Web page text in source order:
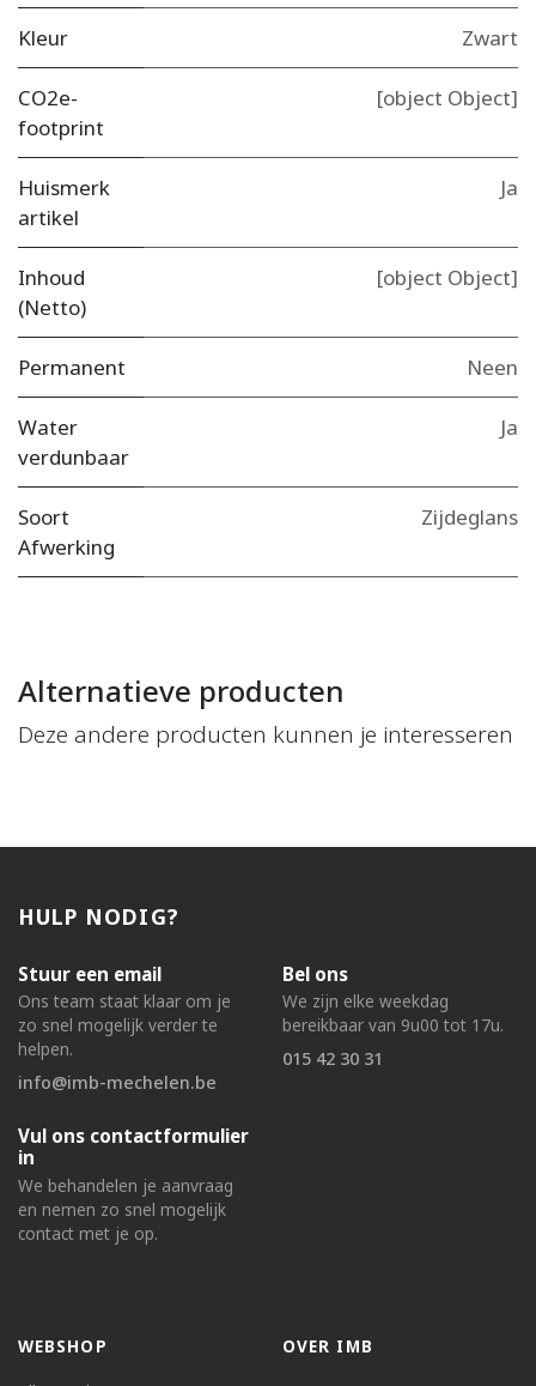
Kleur Zwart
CO2e-
footprint
[object Object]
Huismerk
artikel
Ja
Inhoud
(Netto)
[object Object]
Permanent Neen
Water
verdunbaar
Ja
Soort
Afwerking
Zijdeglans
Alternatieve producten
Deze andere producten kunnen je interesseren
HULP NODIG?
Stuur een email
Ons team staat klaar om je
zo snel mogelijk verder te
helpen.
info@imb-mechelen.be
Bel ons
We zijn elke weekdag
bereikbaar van 9u00 tot 17u.
015 42 30 31
Vul ons contactformulier
in
We behandelen je aanvraag
en nemen zo snel mogelijk
contact met je op.
WEBSHOP
OVER IMB